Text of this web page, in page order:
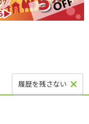
履歴を残さない